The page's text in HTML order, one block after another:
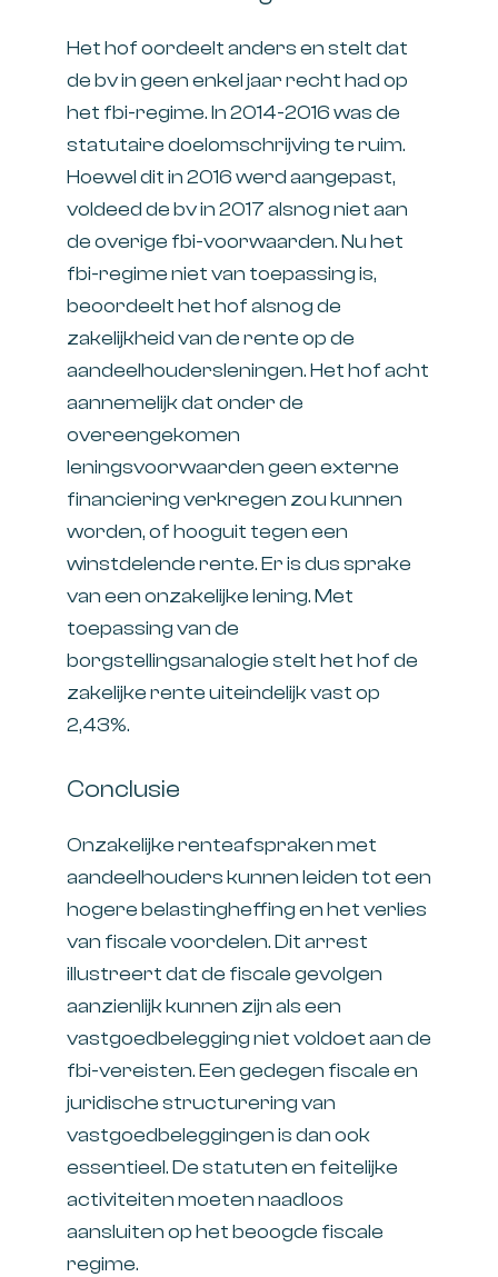
Het hof oordeelt anders en stelt dat
de bv in geen enkel jaar recht had op
het fbi-regime. In 2014-2016 was de
statutaire doelomschrijving te ruim.
Hoewel dit in 2016 werd aangepast,
voldeed de bv in 2017 alsnog niet aan
de overige fbi-voorwaarden. Nu het
fbi-regime niet van toepassing is,
beoordeelt het hof alsnog de
zakelijkheid van de rente op de
aandeelhoudersleningen. Het hof acht
aannemelijk dat onder de
overeengekomen
leningsvoorwaarden geen externe
financiering verkregen zou kunnen
worden, of hooguit tegen een
winstdelende rente. Er is dus sprake
van een onzakelijke lening. Met
toepassing van de
borgstellingsanalogie stelt het hof de
zakelijke rente uiteindelijk vast op
2,43%.
Conclusie
Onzakelijke renteafspraken met
aandeelhouders kunnen leiden tot een
hogere belastingheffing en het verlies
van fiscale voordelen. Dit arrest
illustreert dat de fiscale gevolgen
aanzienlijk kunnen zijn als een
vastgoedbelegging niet voldoet aan de
fbi-vereisten. Een gedegen fiscale en
juridische structurering van
vastgoedbeleggingen is dan ook
essentieel. De statuten en feitelijke
activiteiten moeten naadloos
aansluiten op het beoogde fiscale
regime.